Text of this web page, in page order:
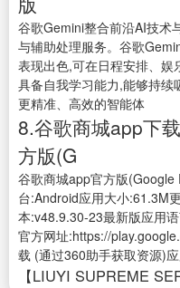
谷歌Gemini整合前沿AI技术
与辅助处理服务。谷歌
表现出色,可在日程安排、
具备自我学习能力,能够持
更精准、高效的智能体
8.谷歌商城app下
方版(G
谷歌商城app官方版
台:Android应用大小:61.3M
本:v48.9.30-23最新版应用
官方网址:https://
载 (通过360助手获取资源)
【LIUYI SUPREME